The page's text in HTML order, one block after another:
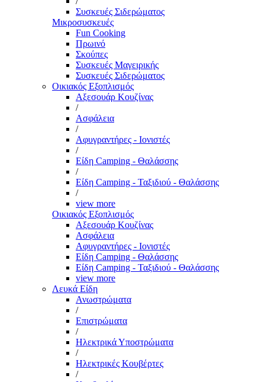
Συσκευές Σιδερώματος
Μικροσυσκευές
Fun Cooking
Πρωινό
Σκούπες
Συσκευές Μαγειρικής
Συσκευές Σιδερώματος
Οικιακός Εξοπλισμός
Αξεσουάρ Κουζίνας
/
Ασφάλεια
/
Αφυγραντήρες - Ιονιστές
/
Είδη Camping - Θαλάσσης
/
Είδη Camping - Ταξιδιού - Θαλάσσης
/
view more
Οικιακός Εξοπλισμός
Αξεσουάρ Κουζίνας
Ασφάλεια
Αφυγραντήρες - Ιονιστές
Είδη Camping - Θαλάσσης
Είδη Camping - Ταξιδιού - Θαλάσσης
view more
Λευκά Είδη
Ανωστρώματα
/
Επιστρώματα
/
Ηλεκτρικά Υποστρώματα
/
Ηλεκτρικές Κουβέρτες
/